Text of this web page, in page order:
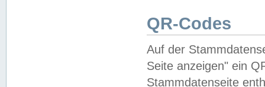
QR-Codes
Auf der
Seite anzeigen" ein
Stammdatenseite